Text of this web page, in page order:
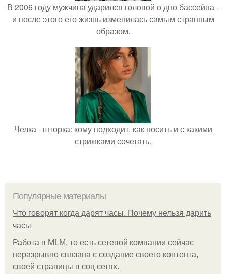
В 2006 году мужчина ударился головой о дно бассейна -
и после этого его жизнь изменилась самым странным
образом.
Челка - шторка: кому подходит, как носить и с какими
стрижками сочетать.
Популярные материалы
Что говорят когда дарят часы. Почему нельзя дарить
часы
Работа в MLM, то есть сетевой компании сейчас
неразрывно связана с создание своего контента,
своей страницы в соц сетях.